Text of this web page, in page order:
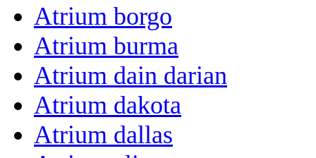
Atrium borgo
Atrium burma
Atrium dain darian
Atrium dakota
Atrium dallas